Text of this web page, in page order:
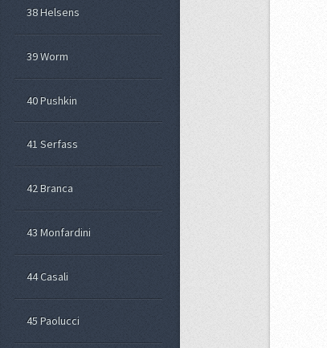
38 Helsens
39 Worm
40 Pushkin
41 Serfass
42 Branca
43 Monfardini
44 Casali
45 Paolucci